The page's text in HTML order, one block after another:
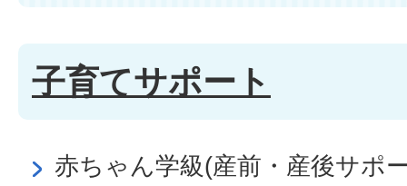
子育てサポート
赤ちゃん学級(産前・産後サポ